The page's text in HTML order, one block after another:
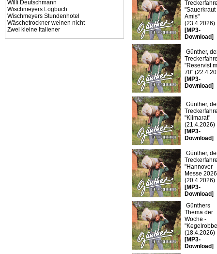
Willi Deutschmann
Wischmeyers Logbuch
Wischmeyers Stundenhotel
Wäschetrockner weinen nicht
Zwei kleine Italiener
"Sauerkraut
Amis"
(23.4.2026)
[MP3-
Download]
Günther,
"Reservist
70"
[MP3-
Download]
Günther,
"Klimarat"
(21.4.2026)
[MP3-
Download]
Günther,
"Hannover
Messe
(20.4.2026)
[MP3-
Download]
Günthers
Thema der
Woche -
(18.4.2026)
[MP3-
Download]